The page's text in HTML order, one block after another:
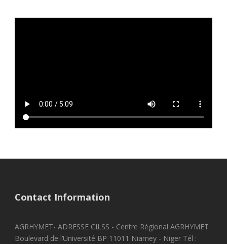
Contact Information
AGRHYMET- ADRESSE CILSS - Centre Régional AGRHYMET
Boulevard de l’Université BP 11011 Niamey - Niger Tél :